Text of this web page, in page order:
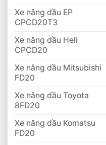
Xe nâng dầu EP
CPCD20T3
Xe nâng dầu Heli
CPCD20
Xe nâng dầu Mitsubishi
FD20
Xe nâng dầu Toyota
8FD20
Xe nâng dầu Komatsu
FD20